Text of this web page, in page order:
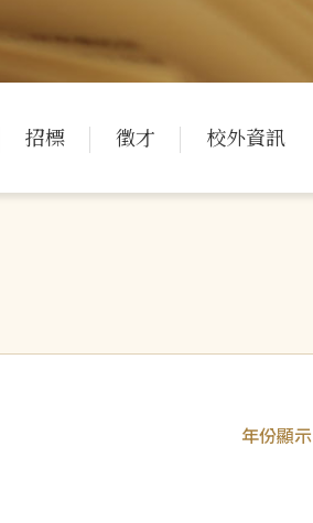
招標 徵才 校外資訊
年份顯示